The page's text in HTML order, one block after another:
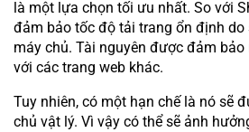
là một lựa chọn tối ưu nhất. So với
đảm bảo tốc độ tải trang ổn định
máy chủ. Tài nguyên được đảm
với các trang web khác.
Tuy nhiên, có một hạn chế là nó sẽ
chủ vật lý. Vì vậy có thể sẽ ảnh